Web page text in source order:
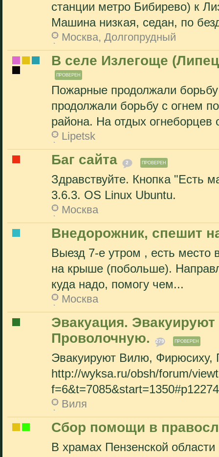
станции метро Бибирево) к
Машина низкая, седан, по
Москва, Долгопрудный
В селе Излегоще
ПРОВЕРЕН
Пожарные продолжали
продолжали борьбу с огнем
района. На отдых огнеборцев
Lipetsk
Баг сайта 2 ПРОВЕРЕН
Здравствуйте. Кнопка "Есть
3.6.3. OS Linux Ubuntu.
Москва
Внедорожник, спешит
Выезд 7-е утром , есть место
на крыше (побольше).
куда надо, помогу чем...
Москва
Эвакуация.
Проволочную.
279 ПРОВЕРЕН
Эвакуируют Вилю, Фирюсиху,
http://wyksa.ru/obsh/forum/
Виля
Сбор помощи в
В храмах Пензенской